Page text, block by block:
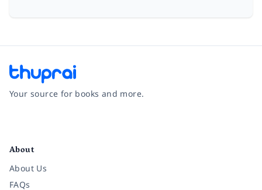
Your source for books and more.
About
About Us
FAQs